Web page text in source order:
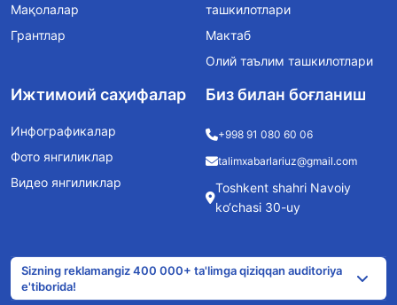
Мақолалар
Грантлар
ташкилотлари
Мактаб
Олий таълим ташкилотлари
Ижтимоий саҳифалар
Инфографикалар
Фото янгиликлар
Видео янгиликлар
Биз билан боғланиш
+998 91 080 60 06
talimxabarlariuz@gmail.com
Toshkent shahri Navoiy
ko‘chasi 30-uy
Sizning reklamangiz 400 000+ ta'limga qiziqqan auditoriya
e'tiborida!